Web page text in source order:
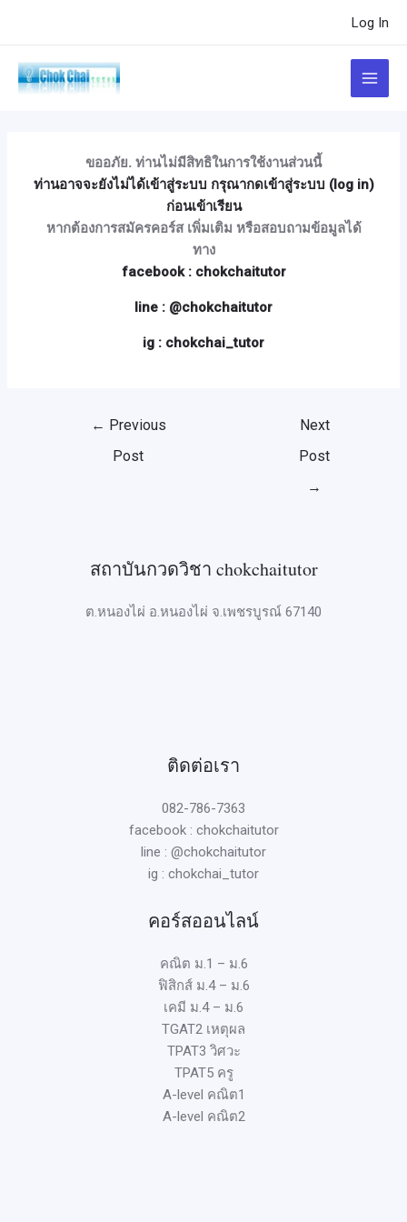
Log In
Main
Menu
ขออภัย. ท่านไม่มีสิทธิในการใช้งานส่วนนี้
ท่านอาจจะยังไม่ได้เข้าสู่ระบบ กรุณากดเข้าสู่ระบบ (log in)
ก่อนเข้าเรียน
หากต้องการสมัครคอร์ส เพิ่มเติม หรือสอบถามข้อมูลได้
ทาง
facebook : chokchaitutor
line : @chokchaitutor
ig : chokchai_tutor
← Previous
Post
Next
Post
→
สถาบันกวดวิชา chokchaitutor
ต.หนองไผ่ อ.หนองไผ่ จ.เพชรบูรณ์ 67140
ติดต่อเรา
082-786-7363
facebook : chokchaitutor
line : @chokchaitutor
ig : chokchai_tutor
คอร์สออนไลน์
คณิต ม.1 – ม.6
ฟิสิกส์ ม.4 – ม.6
เคมี ม.4 – ม.6
TGAT2 เหตุผล
TPAT3 วิศวะ
TPAT5 ครู
A-level คณิต1
A-level คณิต2